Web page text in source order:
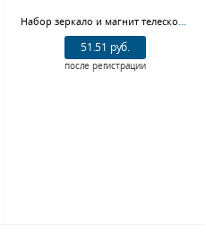
51.51 руб.
после регистрации